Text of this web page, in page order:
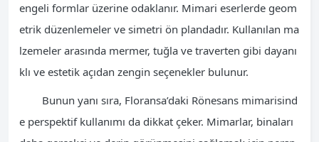
engeli formlar üzerine odaklanır. Mimari eserlerde geom
etrik düzenlemeler ve simetri ön plandadır. Kullanılan ma
lzemeler arasında mermer, tuğla ve traverten gibi dayanı
klı ve estetik açıdan zengin seçenekler bulunur.
Bunun yanı sıra, Floransa’daki Rönesans mimarisind
e perspektif kullanımı da dikkat çeker. Mimarlar, binaları